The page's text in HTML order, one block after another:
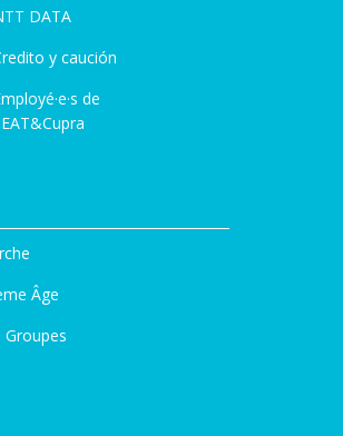
DATA
y caución
de
Âge
Groupes